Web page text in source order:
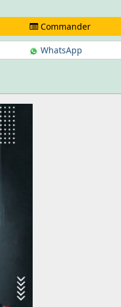
Commander
WhatsApp